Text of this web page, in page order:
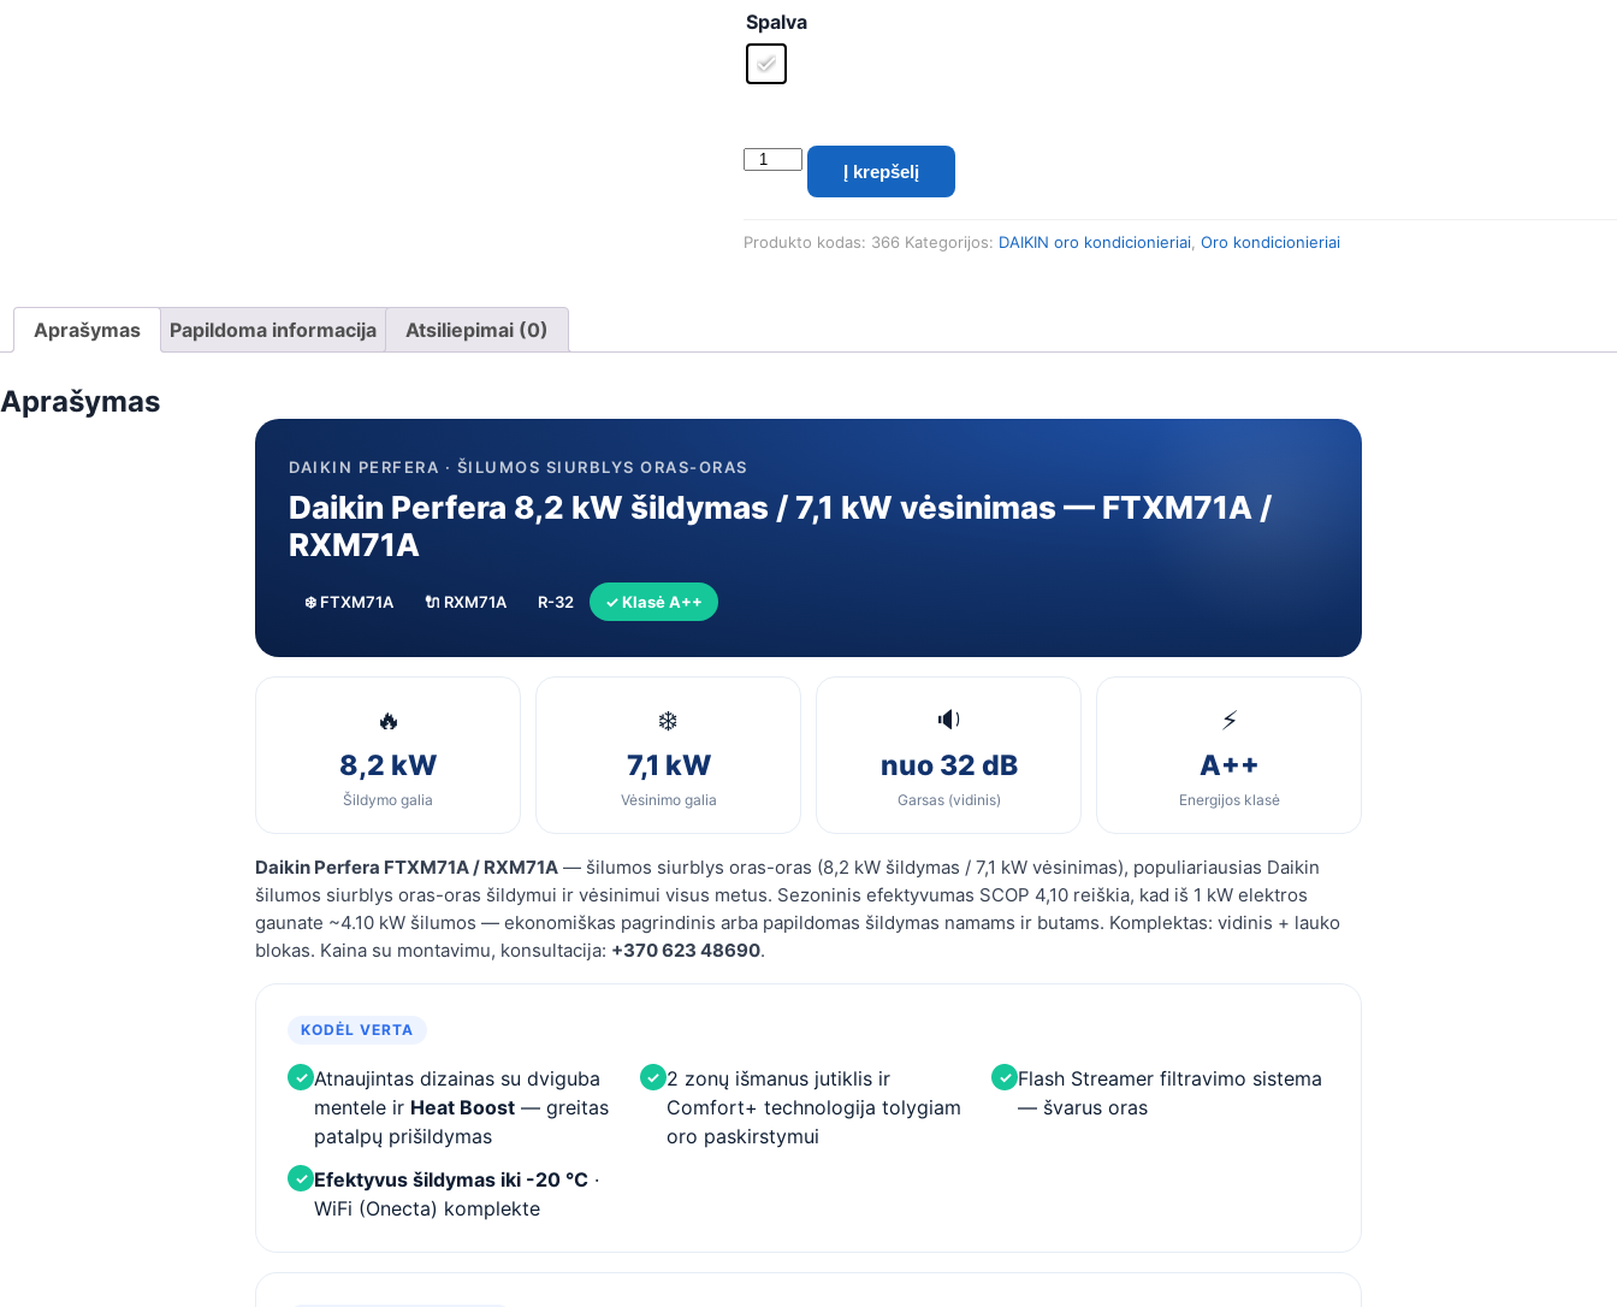
Spalva
produkto
7.1/8.2
oras-
(FTXM71A
RXM71A)
Į krepšelį
Produkto kodas: 366 Kategorijos: DAIKIN oro kondicionieriai ,Oro kondicionieriai
Aprašymas Papildoma informacija Atsiliepimai (0)
Aprašymas
DAIKIN PERFERA · ŠILUMOS SIURBLYS ORAS-ORAS
Daikin Perfera 8,2 kW šildymas / 7,1 kW vėsinimas — FTXM71A /
RXM71A
❄️ FTXM71A 🔌 RXM71A R-32 ✓ Klasė A++
🔥
8,2 kW
Šildymo galia
❄️
7,1 kW
Vėsinimo galia
🔉
nuo 32 dB
Garsas (vidinis)
⚡
A++
Energijos klasė
Daikin Perfera FTXM71A / RXM71A — šilumos siurblys oras-oras (8,2 kW šildymas / 7,1 kW vėsinimas), populiariausias Daikin
šilumos siurblys oras-oras šildymui ir vėsinimui visus metus. Sezoninis efektyvumas SCOP 4,10 reiškia, kad iš 1 kW elektros
gaunate ~4.10 kW šilumos — ekonomiškas pagrindinis arba papildomas šildymas namams ir butams. Komplektas: vidinis + lauko
blokas. Kaina su montavimu, konsultacija: +370 623 48690.
KODĖL VERTA
✓ Atnaujintas dizainas su dviguba
mentele ir Heat Boost — greitas
patalpų prišildymas
✓ 2 zonų išmanus jutiklis ir
Comfort+ technologija tolygiam
oro paskirstymui
✓ Flash Streamer filtravimo sistema
— švarus oras
✓ Efektyvus šildymas iki -20 °C ·
WiFi (Onecta) komplekte